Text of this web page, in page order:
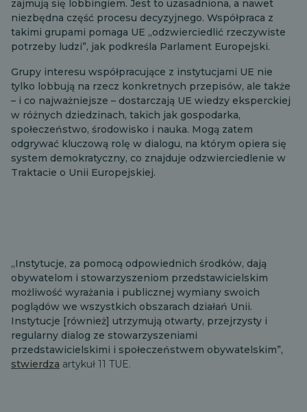
zajmują się lobbingiem. Jest to uzasadniona, a nawet
niezbędna część procesu decyzyjnego. Współpraca z
takimi grupami pomaga UE „odzwierciedlić rzeczywiste
potrzeby ludzi”, jak podkreśla Parlament Europejski.
Grupy interesu współpracujące z instytucjami UE nie
tylko lobbują na rzecz konkretnych przepisów, ale także
– i co najważniejsze – dostarczają UE wiedzy eksperckiej
w różnych dziedzinach, takich jak gospodarka,
społeczeństwo, środowisko i nauka. Mogą zatem
odgrywać kluczową rolę w dialogu, na którym opiera się
system demokratyczny, co znajduje odzwierciedlenie w
Traktacie o Unii Europejskiej.
„Instytucje, za pomocą odpowiednich środków, dają
obywatelom i stowarzyszeniom przedstawicielskim
możliwość wyrażania i publicznej wymiany swoich
poglądów we wszystkich obszarach działań Unii.
Instytucje [również] utrzymują otwarty, przejrzysty i
regularny dialog ze stowarzyszeniami
przedstawicielskimi i społeczeństwem obywatelskim”,
stwierdza artykuł 11 TUE.